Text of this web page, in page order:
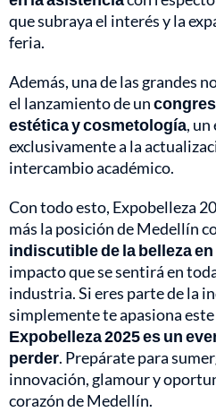
que subraya el interés y la
feria.
Además, una de las grandes
el lanzamiento de un
estética y cosmetología, un
exclusivamente a la
intercambio académico.
Con todo esto, Expobelleza
más la posición de Medellín
indiscutible de la belleza
impacto que se sentirá en
industria. Si eres parte de la
simplemente te apasiona
Expobelleza 2025 es un
perder. Prepárate para
innovación, glamour y
corazón de Medellín.